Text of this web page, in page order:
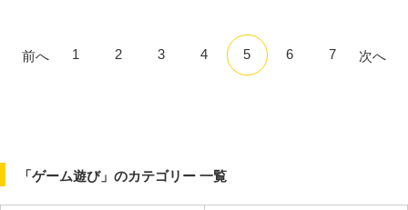
前へ 1 2 3 4 5 6 7 次へ
「ゲーム遊び」のカテゴリー 一覧